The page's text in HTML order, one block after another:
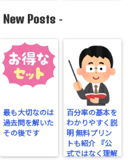
New Posts -
最も大切なのは
過去問を解いた
その後です
百分率の基本を
わかりやすく説
明 無料プリン
トも紹介 『公
式ではなく理解